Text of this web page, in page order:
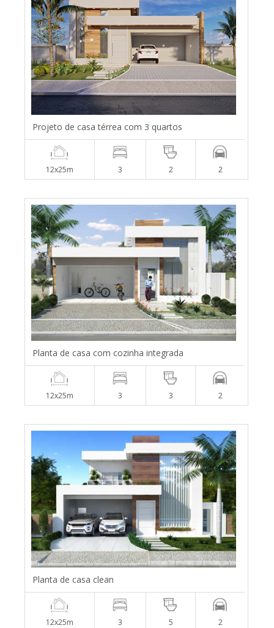
Projeto de casa térrea com 3 quartos
12x25m 3 2 2
Planta de casa com cozinha integrada
12x25m 3 3 2
Planta de casa clean
12x25m 3 5 2